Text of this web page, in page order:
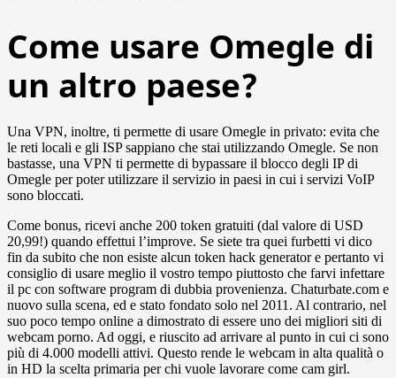
Come usare Omegle di
un altro paese?
Una VPN, inoltre, ti permette di usare Omegle in privato: evita che
le reti locali e gli ISP sappiano che stai utilizzando Omegle. Se non
bastasse, una VPN ti permette di bypassare il blocco degli IP di
Omegle per poter utilizzare il servizio in paesi in cui i servizi VoIP
sono bloccati.
Come bonus, ricevi anche 200 token gratuiti (dal valore di USD
20,99!) quando effettui l’improve. Se siete tra quei furbetti vi dico
fin da subito che non esiste alcun token hack generator e pertanto vi
consiglio di usare meglio il vostro tempo piuttosto che farvi infettare
il pc con software program di dubbia provenienza. Chaturbate.com e
nuovo sulla scena, ed e stato fondato solo nel 2011. Al contrario, nel
suo poco tempo online a dimostrato di essere uno dei migliori siti di
webcam porno. Ad oggi, e riuscito ad arrivare al punto in cui ci sono
più di 4.000 modelli attivi. Questo rende le webcam in alta qualità o
in HD la scelta primaria per chi vuole lavorare come cam girl.